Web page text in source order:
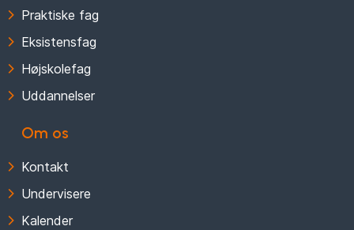
Praktiske fag
Eksistensfag
Højskolefag
Uddannelser
Om os
Kontakt
Undervisere
Kalender